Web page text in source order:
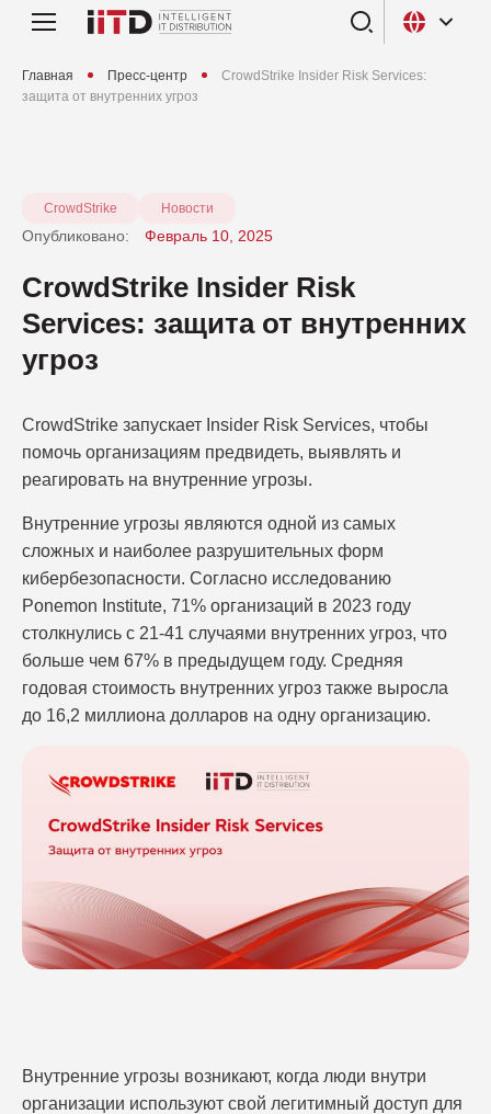
Главная Пресс-центр
CrowdStrike Insider Risk Services:
защита от внутренних угроз
CrowdStrike Новости
Опубликовано: Февраль 10, 2025
CrowdStrike Insider Risk
Services: защита от внутренних
угроз
CrowdStrike запускает Insider Risk Services, чтобы
помочь организациям предвидеть, выявлять и
реагировать на внутренние угрозы.
Внутренние угрозы являются одной из самых
сложных и наиболее разрушительных форм
кибербезопасности. Согласно исследованию
Ponemon Institute, 71% организаций в 2023 году
столкнулись с 21-41 случаями внутренних угроз, что
больше чем 67% в предыдущем году. Средняя
годовая стоимость внутренних угроз также выросла
до 16,2 миллиона долларов на одну организацию.
Внутренние угрозы возникают, когда люди внутри
организации используют свой легитимный доступ для